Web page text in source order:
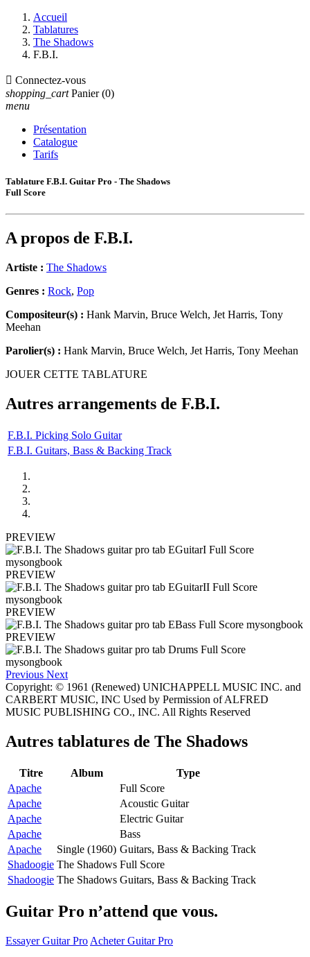
Accueil
Tablatures
The Shadows
F.B.I.
 Connectez-vous
shopping_cart Panier (0)
menu
Présentation
Catalogue
Tarifs
Tablature F.B.I. Guitar Pro - The Shadows
Full Score
A propos de F.B.I.
Artiste : The Shadows
Genres : Rock, Pop
Compositeur(s) : Hank Marvin, Bruce Welch, Jet Harris, Tony
Meehan
Parolier(s) : Hank Marvin, Bruce Welch, Jet Harris, Tony Meehan
JOUER CETTE TABLATURE
Autres arrangements de F.B.I.
F.B.I. Picking Solo Guitar
F.B.I. Guitars, Bass & Backing Track
PREVIEW
PREVIEW
PREVIEW
PREVIEW
Previous Next
Copyright: © 1961 (Renewed) UNICHAPPELL MUSIC INC. and
CARBERT MUSIC, INC Used by Permission of ALFRED
MUSIC PUBLISHING CO., INC. All Rights Reserved
Autres tablatures de The Shadows
Titre Album
Type
Apache
Full Score
Apache
Acoustic Guitar
Apache
Electric Guitar
Apache
Bass
Apache
Single (1960) Guitars, Bass & Backing Track
Shadoogie The Shadows Full Score
Shadoogie The Shadows Guitars, Bass & Backing Track
Guitar Pro n’attend que vous.
Essayer Guitar Pro Acheter Guitar Pro